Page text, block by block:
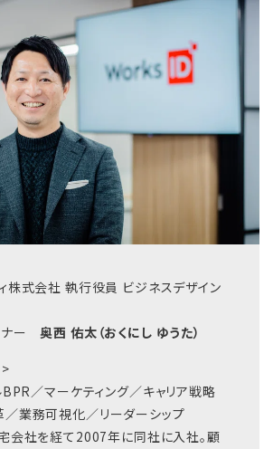
株式会社 執行役員 ビジネスデザイン
ナー奥西 佑太（おくにし ゆうた）
／マーケティング／キャリア戦略
業務可視化／リーダーシップ
会社を経て2007年に同社に入社。顧